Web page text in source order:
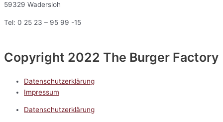
59329 Wadersloh
Tel: 0 25 23 – 95 99 -15
Copyright 2022 The Burger Factory
Datenschutzerklärung
Impressum
Datenschutzerklärung